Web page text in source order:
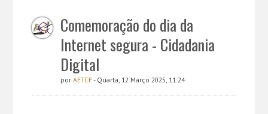
Cursos Profissionais
Bibliotecas
Media AETCF
Comemoração do dia da
Internet segura - Cidadania
Digital
por AETCF- Quarta, 12 Março 2025, 11:24